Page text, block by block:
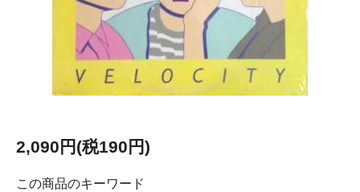
2,090円(税190円)
この商品のキーワード